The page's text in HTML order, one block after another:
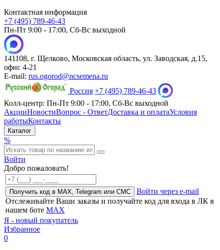
Контактная информация
+7 (495) 789-46-43
Пн-Пт 9:00 - 17:00, Сб-Вс выходной
141108, г. Щелково, Московская область, ул. Заводская, д.15,
офис 4-21
E-mail: rus.ogorod@ncsemena.ru
Россия +7 (495) 789-46-43
Колл-центр: Пн-Пт 9:00 - 17:00, Сб-Вс выходной
АкцииНовостиВопрос - ОтветДоставка и оплатаУсловия
работыКонтакты
Каталог
%
Войти
Добро пожаловать!
Получить код в MAX, Telegram или СМС
Войти через e-mail
Отслеживайте Ваши заказы и получайте код для входа в ЛК в
нашем боте MAX
Я - новый покупатель
Избранное
0